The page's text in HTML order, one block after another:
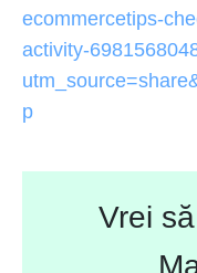
ecommercetips-
activity-
p
Vrei